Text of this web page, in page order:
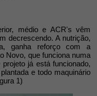
médio e ACR's vêm
decrescendo. A nutrição,
ganha reforço com a
Novo, que funciona numa
já está funcionado,
e todo maquinário
1)